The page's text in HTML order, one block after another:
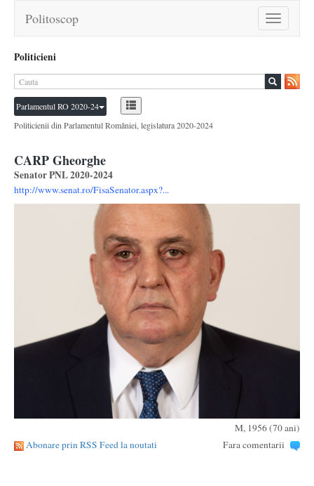
Toggle
navigation
Politoscop
Politicieni
Parlamentul RO 2020-24
Politicienii din Parlamentul României, legislatura 2020-2024
CARP Gheorghe
Senator PNL 2020-2024
http://www.senat.ro/FisaSenator.aspx?...
M, 1956 (70 ani)
Abonare prin RSS Feed la noutati
Fara comentarii